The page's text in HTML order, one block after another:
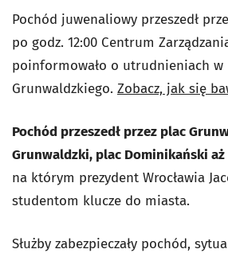
Pochód juwenaliowy przeszedł
po godz. 12:00 Centrum
poinformowało o utrudnieniach
Grunwaldzkiego. Zobacz, jak się
Pochód przeszedł przez plac
Grunwaldzki, plac Dominikański
na którym prezydent Wrocławia
studentom klucze do miasta.
Służby zabezpieczały pochód,